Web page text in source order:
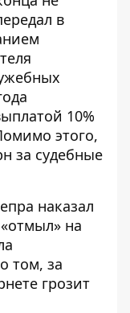
в
10%
этого,
за судебные
наказал
на
том, за
грозит